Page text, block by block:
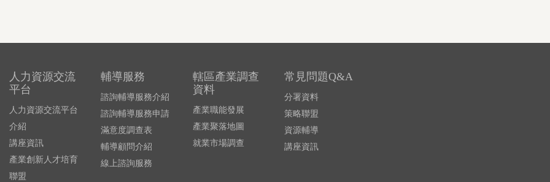
人力資源交流
平台
人力資源交流平台
介紹
講座資訊
產業創新人才培育
聯盟
輔導服務
諮詢輔導服務介紹
諮詢輔導服務申請
滿意度調查表
輔導顧問介紹
線上諮詢服務
轄區產業調查
資料
產業職能發展
產業聚落地圖
就業市場調查
常見問題Q&A
分署資料
策略聯盟
資源輔導
講座資訊